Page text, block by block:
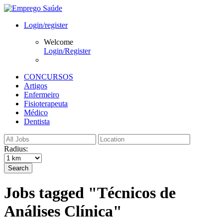
Login/register
Welcome
Login/Register
CONCURSOS
Artigos
Enfermeiro
Fisioterapeuta
Médico
Dentista
Radius:
Search
Jobs tagged "Técnicos de
Análises Clínica"